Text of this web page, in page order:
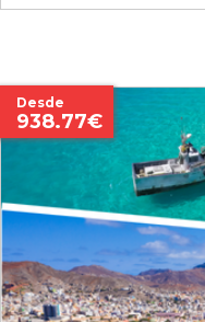
Desde
938.77€